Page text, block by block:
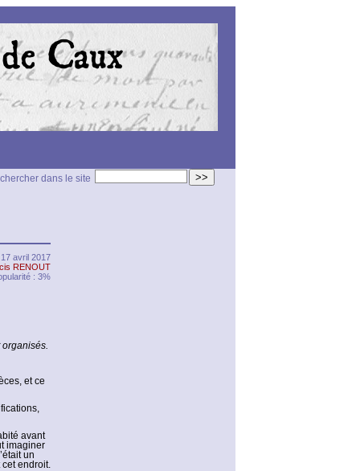
>>
dans le site
avril 2017
RENOUT
: 3%
et ce
avant
imaginer
un
endroit.